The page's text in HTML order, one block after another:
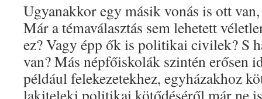
Ugyanakkor egy másik vonás is ott
Már a témaválasztás sem lehetett
ez? Vagy épp ők is politikai civilek? S
van? Más népfőiskolák szintén erősen
például felekezetekhez, egyházakhoz